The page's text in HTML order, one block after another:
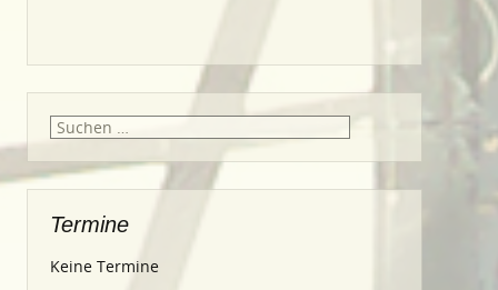
Suche
Termine
Keine Termine